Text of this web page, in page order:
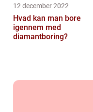
12 december 2022
Hvad kan man bore
igennem med
diamantboring?